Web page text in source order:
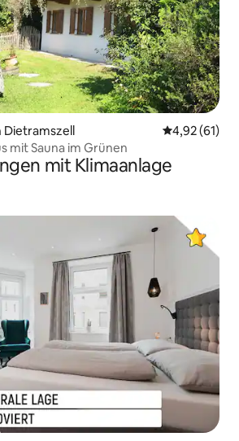
4,92 (61)
mit Sauna im Grünen
mit Klimaanlage